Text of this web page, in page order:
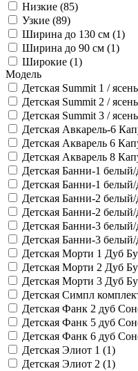
Низкие (85)
Узкие (89)
Ширина до 130 см (1)
Ширина до 90 см (1)
Широкие (1)
Модель
Детская Summit 1 /
Детская Summit 2 /
Детская Summit 3 /
Детская Авкарель-6
Детская Акварель 6
Детская Акварель 8
Детская Банни-1
Детская Банни-1
Детская Банни-2
Детская Банни-2
Детская Банни-3
Детская Банни-3
Детская Морти 1 Дуб
Детская Морти 2 Дуб
Детская Морти 3 Дуб
Детская Симпл
Детская Фанк 2 дуб
Детская Фанк 5 дуб
Детская Фанк 6 дуб
Детская Элиот 1 (1)
Детская Элиот 2 (1)